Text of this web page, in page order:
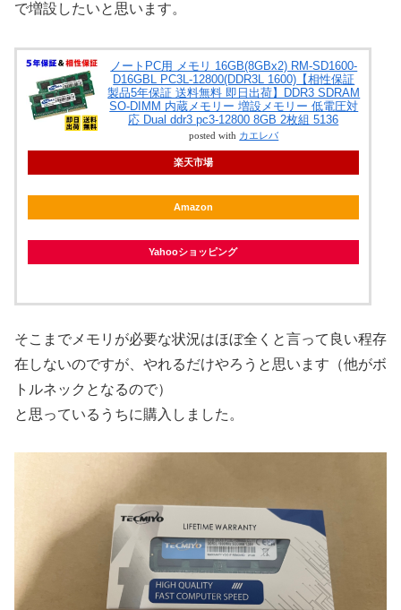
で増設したいと思います。
ノートPC用 メモリ 16GB(8GBx2) RM-SD1600-
D16GBL PC3L-12800(DDR3L 1600)【相性保証
製品5年保証 送料無料 即日出荷】DDR3 SDRAM
SO-DIMM 内蔵メモリー 増設メモリー 低電圧対
応 Dual ddr3 pc3-12800 8GB 2枚組 5136
posted with カエレバ
楽天市場
Amazon
Yahooショッピング
そこまでメモリが必要な状況はほぼ全くと言って良い程存
在しないのですが、やれるだけやろうと思います（他がボ
トルネックとなるので）
と思っているうちに購入しました。